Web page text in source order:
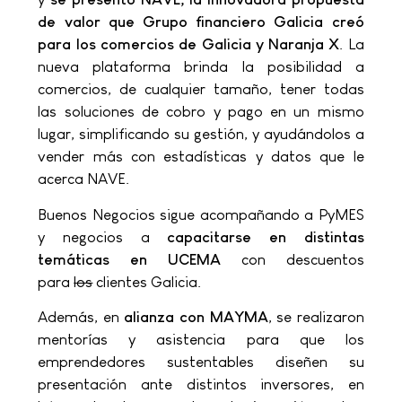
de valor que Grupo financiero Galicia creó
para los comercios de Galicia y Naranja X. La
nueva plataforma brinda la posibilidad a
comercios, de cualquier tamaño, tener todas
las soluciones de cobro y pago en un mismo
lugar, simplificando su gestión, y ayudándolos a
vender más con estadísticas y datos que le
acerca NAVE.
Buenos Negocios sigue acompañando a PyMES
y negocios a capacitarse en distintas
temáticas en UCEMA con descuentos
paralosclientes Galicia.
Además, en alianza con MAYMA, se realizaron
mentorías y asistencia para que los
emprendedores sustentables diseñen su
presentación ante distintos inversores, en